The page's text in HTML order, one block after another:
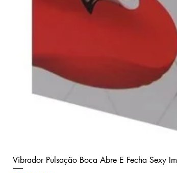
Vibrador Pulsação Boca Abre E Fecha Sexy